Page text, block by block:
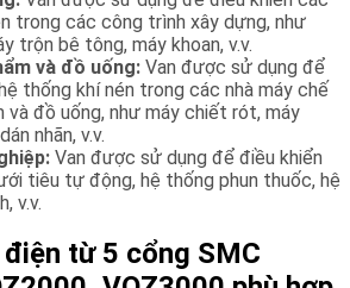
trong các công trình xây dựng, như
trộn bê tông, máy khoan, v.v.
và đồ uống: Van được sử dụng để
thống khí nén trong các nhà máy chế
và đồ uống, như máy chiết rót, máy
nhãn, v.v.
Van được sử dụng để điều khiển
tiêu tự động, hệ thống phun thuốc, hệ
v.v.
từ 5 cổng SMC